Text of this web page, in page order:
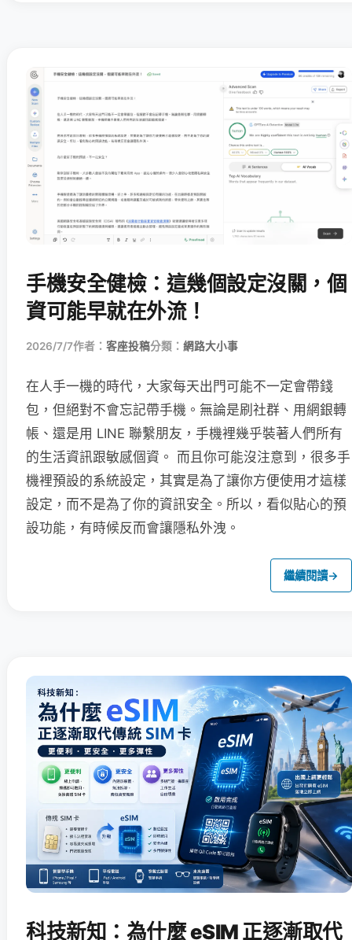
手機安全健檢：這幾個設定沒關，個
資可能早就在外流！
2026/7/7作者： 客座投稿分類： 網路大小事
在人手一機的時代，大家每天出門可能不一定會帶錢
包，但絕對不會忘記帶手機。無論是刷社群、用網銀轉
帳、還是用 LINE 聯繫朋友，手機裡幾乎裝著人們所有
的生活資訊跟敏感個資。 而且你可能沒注意到，很多手
機裡預設的系統設定，其實是為了讓你方便使用才這樣
設定，而不是為了你的資訊安全。所以，看似貼心的預
設功能，有時候反而會讓隱私外洩。
繼續閱讀→
科技新知：為什麼 eSIM 正逐漸取代